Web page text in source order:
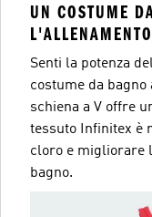
UN COSTUME
Senti la potenza
costume da
schiena a V offre
tessuto Infinitex è
cloro e migliorare
bagno.